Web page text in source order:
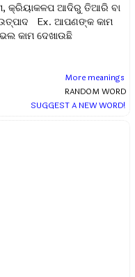
କ୍ରିୟାକଳପ ଆଦିରୁ ତିଆରି ବା
Ex.ଆପଣଙ୍କ କାମ
କାମ ଦେଖାଉଛି
More meanings
RANDOM WORD
SUGGEST A NEW WORD!